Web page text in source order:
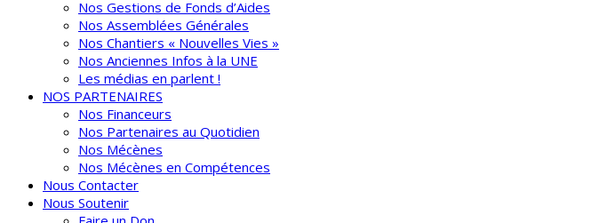
Nos Gestions de Fonds d’Aides
Nos Assemblées Générales
Nos Chantiers « Nouvelles Vies »
Nos Anciennes Infos à la UNE
Les médias en parlent !
NOS PARTENAIRES
Nos Financeurs
Nos Partenaires au Quotidien
Nos Mécènes
Nos Mécènes en Compétences
Nous Contacter
Nous Soutenir